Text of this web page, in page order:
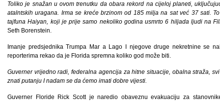
Toliko je snažan u ovom trenutku da obara rekord na cijeloj planeti,
atalntskih uragana. Irma se kreće brzinom od 185 milja na sat već 37 sati.
tajfuna Haiyan, koji je prije samo nekoliko godina usmrto 6 hiljada ljudi na
Seth Borenstein.
Imanje predsjednika Trumpa Mar a Lago I njegove druge nekretnine se
reporterima rekao da je Florida spremna koliko god može biti.
Guverner vrijedno radi, federalna agencija za hitne situacije, obalna straža,
znati putanju I nadam se da ćemo imati dobre vijesti.
Guverner Floride Rick Scott je naredio obaveznu evakuaciju za